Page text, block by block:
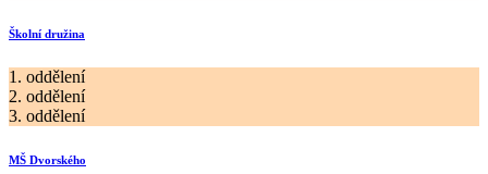
Školní družina
1. oddělení
2. oddělení
3. oddělení
MŠ Dvorského